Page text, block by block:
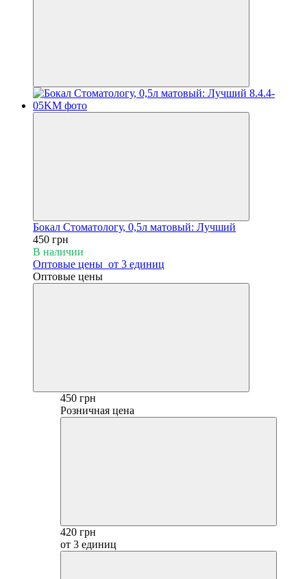
Бокал Стоматологу, 0,5л матовый: Лучший
450 грн
В наличии
Оптовые цены от 3 единиц
Оптовые цены
450 грн
Розничная цена
420 грн
от 3 единиц